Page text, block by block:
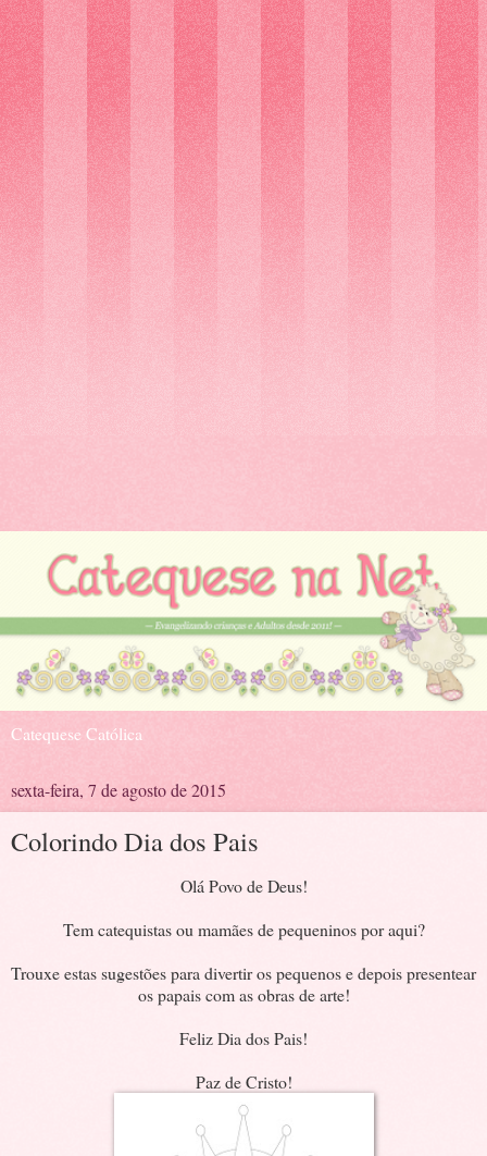
Catequese Católica
sexta-feira, 7 de agosto de 2015
Colorindo Dia dos Pais
Olá Povo de Deus!
Tem catequistas ou mamães de pequeninos por aqui?
Trouxe estas sugestões para divertir os pequenos e depois presentear
os papais com as obras de arte!
Feliz Dia dos Pais!
Paz de Cristo!